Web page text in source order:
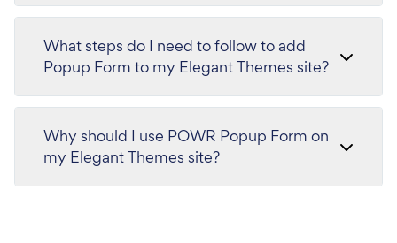
What steps do I need to follow to add
Popup Form to my Elegant Themes site?
Why should I use POWR Popup Form on
my Elegant Themes site?